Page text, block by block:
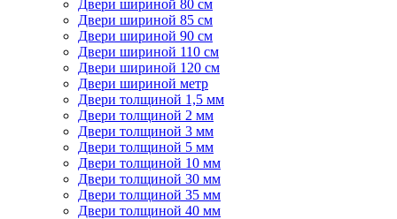
Двери шириной 80 см
Двери шириной 85 см
Двери шириной 90 см
Двери шириной 110 см
Двери шириной 120 см
Двери шириной метр
Двери толщиной 1,5 мм
Двери толщиной 2 мм
Двери толщиной 3 мм
Двери толщиной 5 мм
Двери толщиной 10 мм
Двери толщиной 30 мм
Двери толщиной 35 мм
Двери толщиной 40 мм